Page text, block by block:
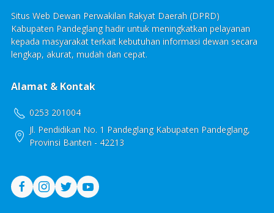
Situs Web Dewan Perwakilan Rakyat Daerah (DPRD)
Kabupaten Pandeglang hadir untuk meningkatkan pelayanan
kepada masyarakat terkait kebutuhan informasi dewan secara
lengkap, akurat, mudah dan cepat.
Alamat & Kontak
0253 201004
Jl. Pendidikan No. 1 Pandeglang Kabupaten Pandeglang,
Provinsi Banten - 42213